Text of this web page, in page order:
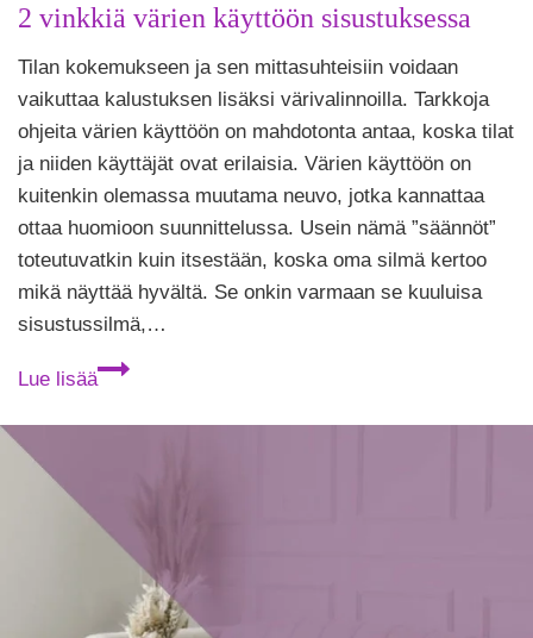
2 vinkkiä värien käyttöön sisustuksessa
TekijäPuoliksi
Tehty
Tilan kokemukseen ja sen mittasuhteisiin voidaan
vaikuttaa kalustuksen lisäksi värivalinnoilla. Tarkkoja
ohjeita värien käyttöön on mahdotonta antaa, koska tilat
ja niiden käyttäjät ovat erilaisia. Värien käyttöön on
kuitenkin olemassa muutama neuvo, jotka kannattaa
ottaa huomioon suunnittelussa. Usein nämä ”säännöt”
toteutuvatkin kuin itsestään, koska oma silmä kertoo
mikä näyttää hyvältä. Se onkin varmaan se kuuluisa
sisustussilmä,…
Lue lisää
2
värien